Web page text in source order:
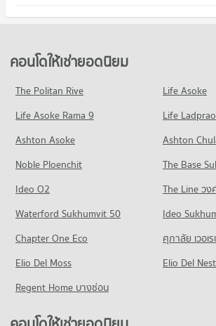
819 โครงการ
คอนโดให้เช่า ม.กรุงเทพ กล้วยน้ำไท
มีคอนโดให้เช่า 51,735 ประกาศ
มีคอนโดขาย 18,728 ประกาศ
คอนโด โรงเรียนเซนต์แอนดรูส์อินเตอร์เนชันแน
576 โครงการ
คอนโดให้เช่า โรงเรียนเซนต์แอนดรูส์อินเตอร์เนชันแนล
มีคอนโดให้เช่า 38,567 ประกาศ
ขายคอนโด โรงเรียนเซนต์แอนดรูส์อินเตอร์เนชันแนล
มีคอนโดขาย 14,120 ประกาศ
คอนโด รร.นานาชาติเอกมัย
คอนโดให้เช่า รร.นานาชาติเอกมัย
มีคอนโดให้เช่า 22,366 ประกาศ
คอนโด เดอะ มอลล์ 2 รามคำแหง
มีคอนโดให้เช่า 6,184 ประกาศ
ขายคอนโด เดอะ มอลล์ 2 รามคำแหง
มีคอนโดขาย 2,656 ประกาศ
265 โครงการ
คอนโดให้เช่า เดอะ มอลล์ 3 รามคำแหง
มีคอนโดขาย 2,796 ประกาศ
คอนโด เมเจอร์ ซีนีเพล็กซ์ เอกมัย
คอนโดให้เช่า เขตวัฒนา
ขายคอนโด เขตวัฒนา
มีคอนโดขาย 13,672 ประกาศ
คอนโด ถนนเพชรบุรี กรุงเทพฯ
598 โครงการ
คอนโดให้เช่า ถนนเพชรบุรี กรุงเทพฯ
มีคอนโดให้เช่า 45,593 ประกาศ
ขายคอนโด ถนนเพชรบุรี กรุงเทพฯ
มีคอนโดขาย 16,029 ประกาศ
คอนโด ถนนเพชรบุรี (ตัดใหม่) กรุงเทพฯ
คอนโดให้เช่า ถนนเพชรบุรี (ตัดใหม่) กรุงเทพฯ
มีคอนโดให้เช่า 32,196 ประกาศ
ขายคอนโด ถนนเพชรบุรี (ตัดใหม่) กรุงเทพฯ
มีคอนโดขาย 11,351 ประกาศ
คอนโด รพ.พระราม 9
คอนโดให้เช่า รพ.พระราม 9
มีคอนโดให้เช่า 46,033 ประกาศ
ขายคอนโด รพ.พระราม 9
มีคอนโดขาย 16,328 ประกาศ
703 โครงการ
คอนโดให้เช่า รพ.คามิลเลียน
มีคอนโดขาย 19,429 ประกาศ
คอนโด รพ.กล้วยน้ำไท
523 โครงการ
คอนโดให้เช่า รพ.กล้วยน้ำไท
มีคอนโดให้เช่า 39,026 ประกาศ
ขายคอนโด รพ.กล้วยน้ำไท
คอนโดให้เช่ายอดนิยม
The Politan Rive
Life Asoke
Life Asoke Rama 9
Life Ladprao
Ashton Asoke
Ashton
Noble Ploenchit
The Base
Ideo O2
The Line วง
Waterford Sukhumvit 50
Ideo
Chapter One Eco
ศุภาลัย เวอเ
Elio Del Moss
Elio Del Nest
Regent Home บางซ่อน